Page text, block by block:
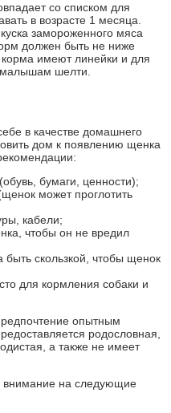
со списком для
в возрасте 1 месяца.
замороженного мяса
должен быть не ниже
имеют линейки и для
шелти.
в качестве домашнего
дом к появлению щенка
бумаги, ценности);
может проглотить
кабели;
чтобы он не вредил
скользкой, чтобы щенок
для кормления собаки и
опытным
родословная,
а также не имеет
внимание на следующие